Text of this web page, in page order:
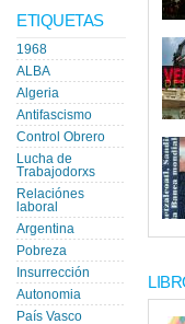
ETIQUETAS
1968
ALBA
Algeria
Antifascismo
Control Obrero
Lucha de
Trabajodorxs
Relaciónes
laboral
Argentina
Pobreza
Insurrección
Autonomia
País Vasco